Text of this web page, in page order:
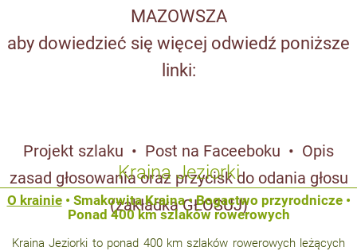
MAZOWSZA
aby dowiedzieć się więcej odwiedź poniższe
linki:
Projekt szlaku • Post na Faceeboku • Opis
zasad głosowania oraz przycisk do odania głosu
(zakładka GŁOSUJ)
Kraina Jeziorki
O krainie• Smakowita Kraina•Bogactwo przyrodnicze•
Ponad 400 km szlaków rowerowych
Kraina Jeziorki to ponad 400 km szlaków rowerowych leżących